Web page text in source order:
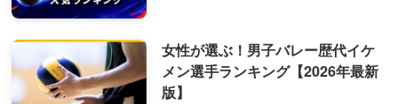
女性が選ぶ！男子バレー歴代イケ
メン選手ランキング【2026年最新
版】